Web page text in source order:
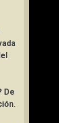
De